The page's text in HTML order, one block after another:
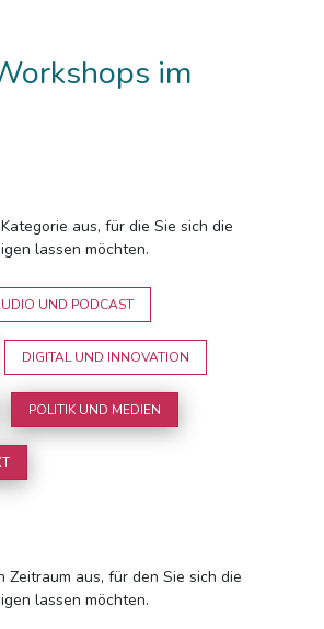
im
aus, für die Sie sich die
lassen möchten.
UND PODCAST
DIGITAL UND INNOVATION
POLITIK UND MEDIEN
aus, für den Sie sich die
lassen möchten.